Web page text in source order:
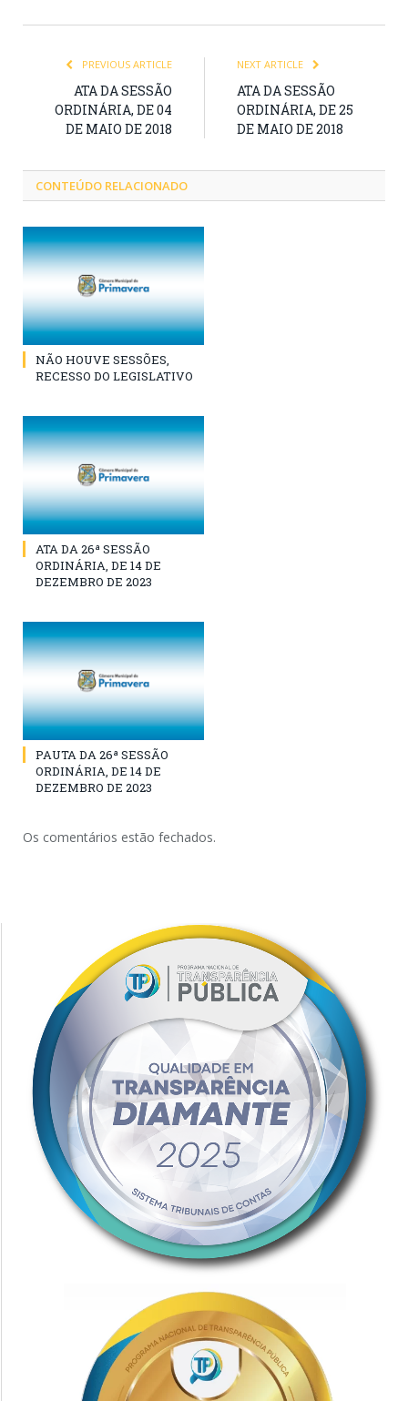
PREVIOUS ARTICLE
ATA DA SESSÃO
ORDINÁRIA, DE 04
DE MAIO DE 2018
NEXT ARTICLE
ATA DA SESSÃO
ORDINÁRIA, DE 25
DE MAIO DE 2018
CONTEÚDO RELACIONADO
NÃO HOUVE SESSÕES,
RECESSO DO LEGISLATIVO
ATA DA 26ª SESSÃO
ORDINÁRIA, DE 14 DE
DEZEMBRO DE 2023
PAUTA DA 26ª SESSÃO
ORDINÁRIA, DE 14 DE
DEZEMBRO DE 2023
Os comentários estão fechados.